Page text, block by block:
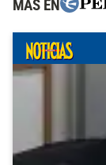
MÁS EN